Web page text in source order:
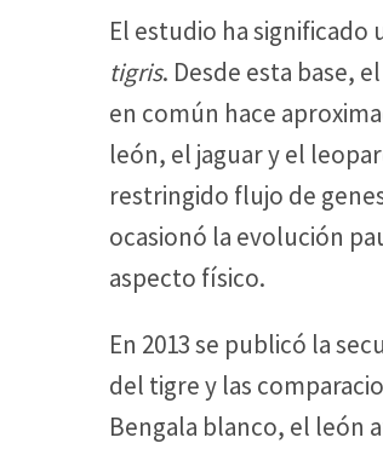
El estudio ha significado
tigris. Desde esta base,
en común hace
león, el jaguar y el
restringido flujo de
ocasionó la evolución
aspecto físico.
En 2013 se publicó la
del tigre y las
Bengala blanco, el león